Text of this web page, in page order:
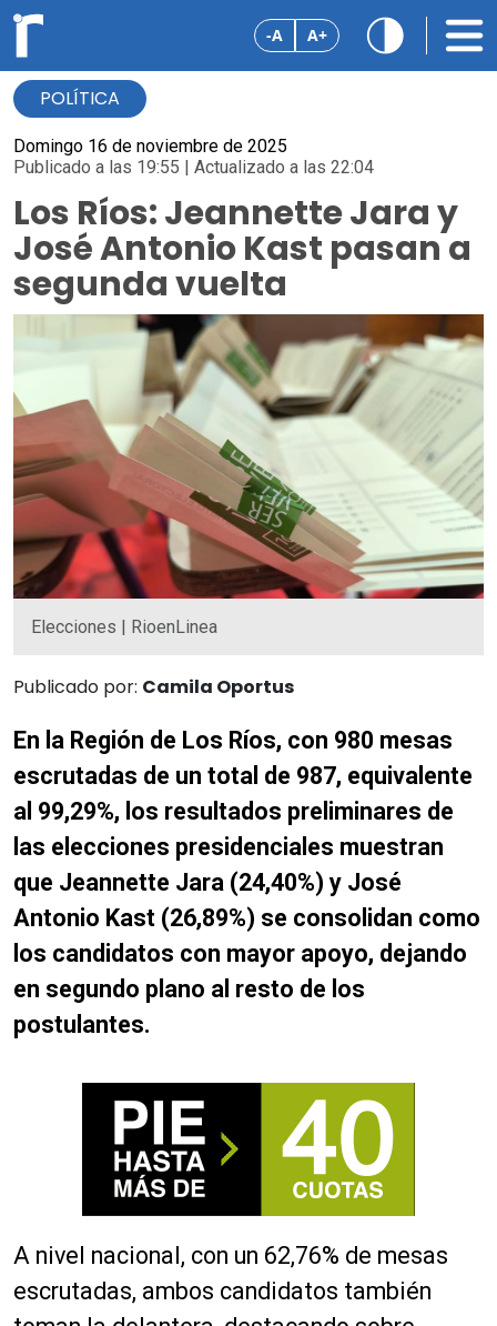
-A A+
POLÍTICA
Domingo 16 de noviembre de 2025
Publicado a las 19:55 | Actualizado a las 22:04
Los Ríos: Jeannette Jara y
José Antonio Kast pasan a
segunda vuelta
Elecciones | RioenLinea
Publicado por: Camila Oportus
En la Región de Los Ríos, con 980 mesas
escrutadas de un total de 987, equivalente
al 99,29%, los resultados preliminares de
las elecciones presidenciales muestran
que Jeannette Jara (24,40%) y José
Antonio Kast (26,89%) se consolidan como
los candidatos con mayor apoyo, dejando
en segundo plano al resto de los
postulantes.
A nivel nacional, con un 62,76% de mesas
escrutadas, ambos candidatos también